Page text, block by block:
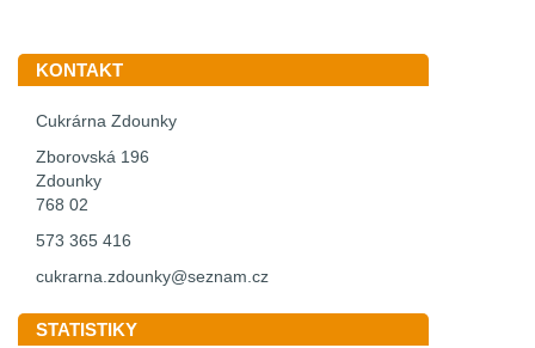
KONTAKT
Cukrárna Zdounky
Zborovská 196
Zdounky
768 02
573 365 416
cukrarna.zdounky@seznam.cz
STATISTIKY